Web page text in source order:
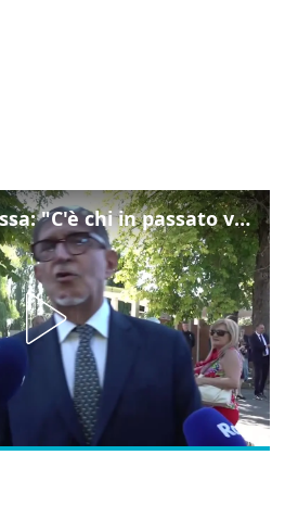
Marcinelle, La Russa: "C'è chi in passato voltava le spalle a Marcinelle"